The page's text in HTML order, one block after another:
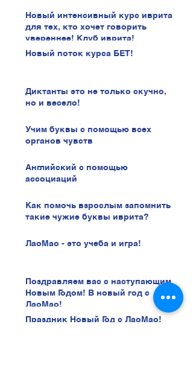
Новый интенсивный курс иврита
для тех, кто хочет говорить
увереннее! Клуб иврита!
Новый поток курса БЕТ!
Диктанты это не только скучно,
но и весело!
Учим буквы с помощью всех
органов чувств
Английский с помощью
ассоциаций
Как помочь взрослым запомнить
такие чужие буквы иврита?
ЛаоМао - это учеба и игра!
Поздравляем вас с наступающим
Новым Годом! В новый год с
ЛаоМао!
Праздник Новый Год с ЛаоМао!